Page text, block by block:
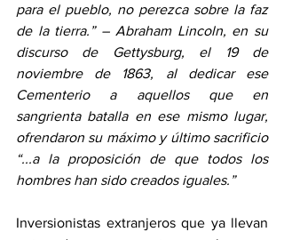
para el pueblo, no perezca sobre la faz
de la tierra.” – Abraham Lincoln, en su
discurso de Gettysburg, el 19 de
noviembre de 1863, al dedicar ese
Cementerio a aquellos que en
sangrienta batalla en ese mismo lugar,
ofrendaron su máximo y último sacrificio
“...a la proposición de que todos los
hombres han sido creados iguales.”
Inversionistas extranjeros que ya llevan